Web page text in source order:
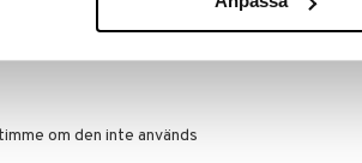
om den inte används